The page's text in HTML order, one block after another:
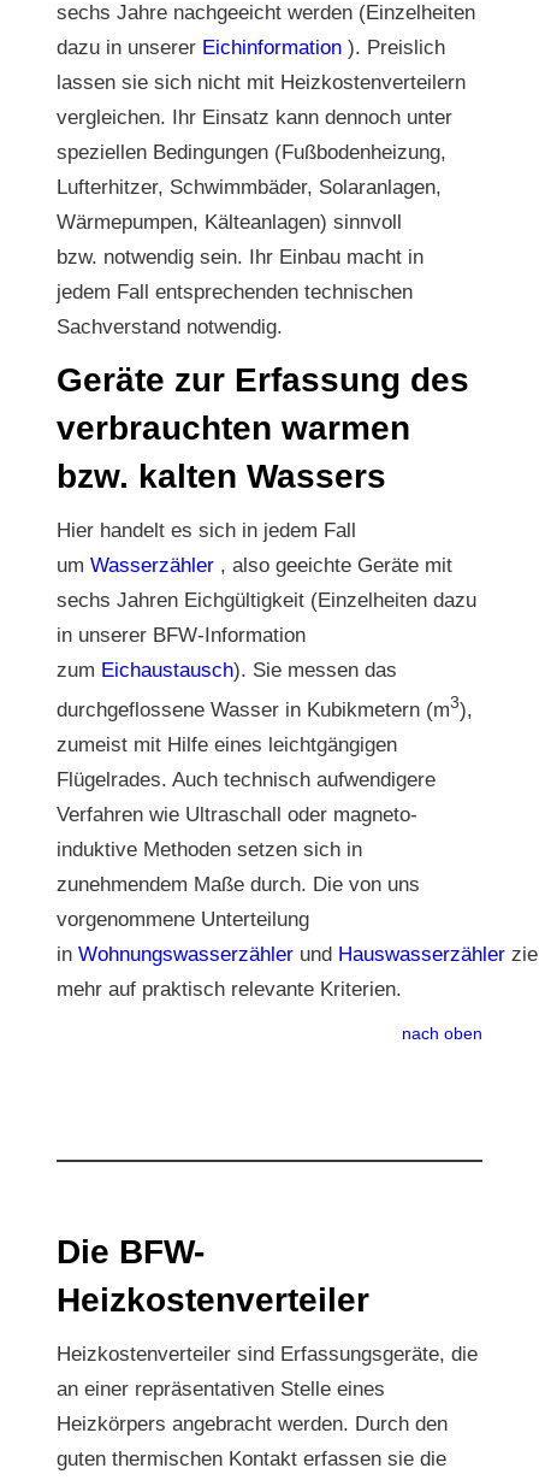
sechs Jahre nachgeeicht werden (Einzelheiten
dazu in unserer Eichinformation ). Preislich
lassen sie sich nicht mit Heizkostenverteilern
vergleichen. Ihr Einsatz kann dennoch unter
speziellen Bedingungen (Fußbodenheizung,
Lufterhitzer, Schwimmbäder, Solaranlagen,
Wärmepumpen, Kälteanlagen) sinnvoll
bzw. notwendig sein. Ihr Einbau macht in
jedem Fall entsprechenden technischen
Sachverstand notwendig.
Geräte zur Erfassung des
verbrauchten warmen
bzw. kalten Wassers
Hier handelt es sich in jedem Fall
um Wasserzähler , also geeichte Geräte mit
sechs Jahren Eichgültigkeit (Einzelheiten dazu
in unserer BFW-Information
zum Eichaustausch). Sie messen das
durchgeflossene Wasser in Kubikmetern (m3),
zumeist mit Hilfe eines leichtgängigen
Flügelrades. Auch technisch aufwendigere
Verfahren wie Ultraschall oder magneto-
induktive Methoden setzen sich in
zunehmendem Maße durch. Die von uns
vorgenommene Unterteilung
in Wohnungswasserzähler und Hauswasserzähler
mehr auf praktisch relevante Kriterien.
nach oben
Die BFW-
Heizkostenverteiler
Heizkostenverteiler sind Erfassungsgeräte, die
an einer repräsentativen Stelle eines
Heizkörpers angebracht werden. Durch den
guten thermischen Kontakt erfassen sie die